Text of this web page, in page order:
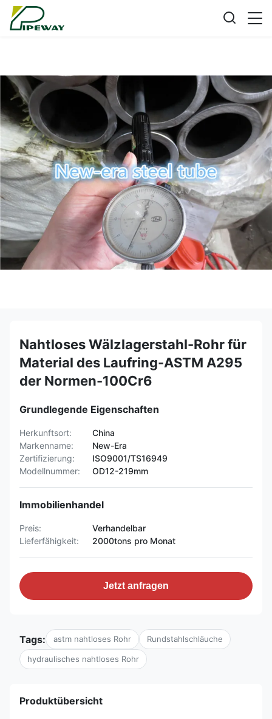
Nahtloses Wälzlagerstahl-Rohr für
Material des Laufring-ASTM A295
der Normen-100Cr6
Grundlegende Eigenschaften
Herkunftsort:
China
Markenname:
New-Era
Zertifizierung:
ISO9001/TS16949
Modellnummer:
OD12-219mm
Immobilienhandel
Preis:
Verhandelbar
Lieferfähigkeit:
2000tons pro Monat
Jetzt anfragen
Tags: astm nahtloses Rohr Rundstahlschläuche
hydraulisches nahtloses Rohr
Produktübersicht